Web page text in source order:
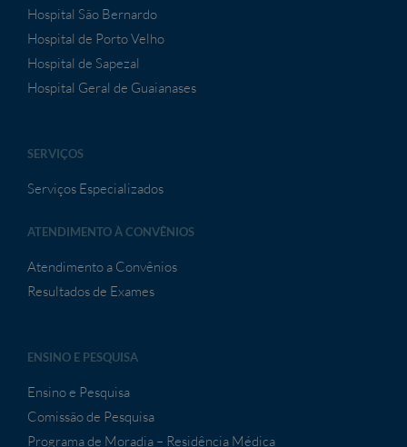
Hospital São Bernardo
Hospital de Porto Velho
Hospital de Sapezal
Hospital Geral de Guaianases
SERVIÇOS
Serviços Especializados
ATENDIMENTO À CONVÊNIOS
Atendimento a Convênios
Resultados de Exames
ENSINO E PESQUISA
Ensino e Pesquisa
Comissão de Pesquisa
Programa de Moradia – Residência Médica